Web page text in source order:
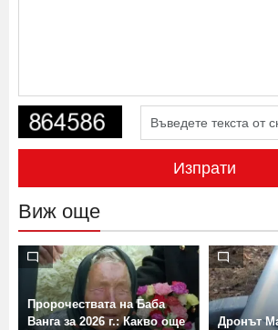
Изпрати
Виж още
Пророчествата на Баба
Ванга за 2026 г.: Какво още
Дронът